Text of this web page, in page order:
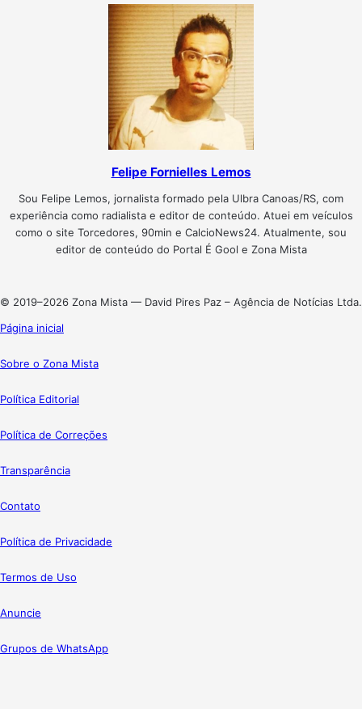
Felipe Fornielles Lemos
Sou Felipe Lemos, jornalista formado pela Ulbra Canoas/RS, com
experiência como radialista e editor de conteúdo. Atuei em veículos
como o site Torcedores, 90min e CalcioNews24. Atualmente, sou
editor de conteúdo do Portal É Gool e Zona Mista
© 2019–2026 Zona Mista — David Pires Paz – Agência de Notícias Ltda.
Página inicial
Sobre o Zona Mista
Política Editorial
Política de Correções
Transparência
Contato
Política de Privacidade
Termos de Uso
Anuncie
Grupos de WhatsApp